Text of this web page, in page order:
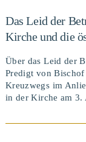
Das Leid der
Kirche und die
Über das Leid der
Predigt von Bischof
Kreuzwegs im
in der Kirche am 3.